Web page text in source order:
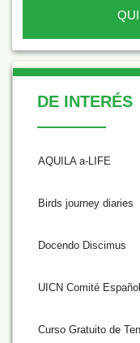
De Interés
DE INTERÉS
AQUILA a-LIFE
Birds journey diaries
Docendo Discimus
UICN Comité Español
Curso Gratuito de